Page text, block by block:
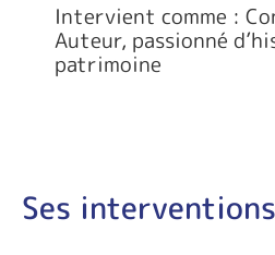
Intervient comme :
Auteur, passionné
patrimoine
Ses